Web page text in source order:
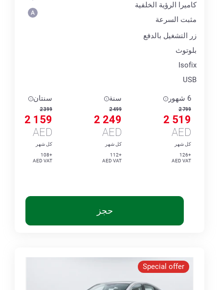
كاميرا الرؤية الخلفية
مثبت السرعة
زر التشغيل بالدفع
بلوتوث
Isofix
USB
6 شهور
2 799
2 519
AED
كل شهر
+126
AED VAT
سنة
2 499
2 249
AED
كل شهر
+112
AED VAT
سنتان
2 399
2 159
AED
كل شهر
+108
AED VAT
حجز
Special offer